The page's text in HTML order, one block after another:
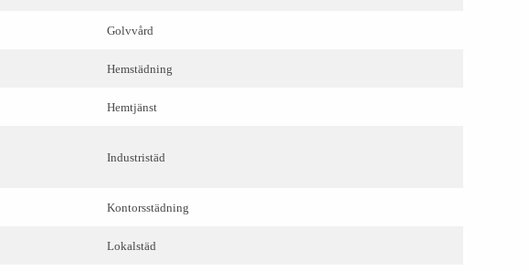
Golvvård
Hemstädning
Hemtjänst
Industristäd
Kontorsstädning
Lokalstäd